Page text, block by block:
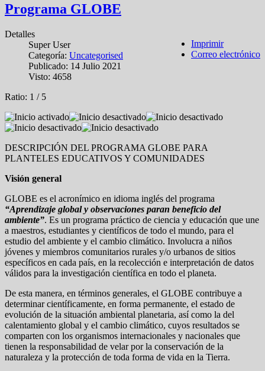
Programa GLOBE
Imprimir
Correo electrónico
Detalles
Super User
Categoría: Uncategorised
Publicado: 14 Julio 2021
Visto: 4658
Ratio: 1 / 5
DESCRIPCIÓN DEL PROGRAMA GLOBE PARA
PLANTELES EDUCATIVOS Y COMUNIDADES
Visión general
GLOBE es el acronímico en idioma inglés del programa
“Aprendizaje global y observaciones paran beneficio del
ambiente”. Es un programa práctico de ciencia y educación que une
a maestros, estudiantes y científicos de todo el mundo, para el
estudio del ambiente y el cambio climático. Involucra a niños
jóvenes y miembros comunitarios rurales y/o urbanos de sitios
específicos en cada país, en la recolección e interpretación de datos
válidos para la investigación científica en todo el planeta.
De esta manera, en términos generales, el GLOBE contribuye a
determinar científicamente, en forma permanente, el estado de
evolución de la situación ambiental planetaria, así como la del
calentamiento global y el cambio climático, cuyos resultados se
comparten con los organismos internacionales y nacionales que
tienen la responsabilidad de velar por la conservación de la
naturaleza y la protección de toda forma de vida en la Tierra.